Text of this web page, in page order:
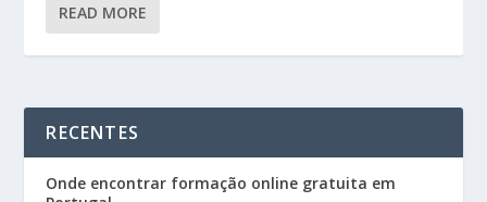
READ MORE
RECENTES
Onde encontrar formação online gratuita em